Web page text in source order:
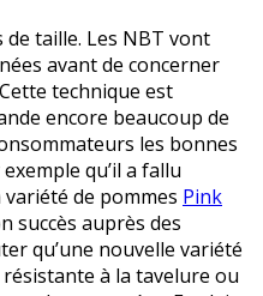
taille. Les NBT vont
avant de concerner
technique est
encore beaucoup de
les bonnes
qu’il a fallu
de pommes Pink
succès auprès des
qu’une nouvelle variété
à la tavelure ou